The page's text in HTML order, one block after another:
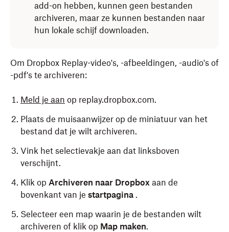
add-on hebben, kunnen geen bestanden
archiveren, maar ze kunnen bestanden naar
hun lokale schijf downloaden.
Om Dropbox Replay-video's, -afbeeldingen, -audio's of
-pdf's te archiveren:
Meld je aan op replay.dropbox.com.
Plaats de muisaanwijzer op de miniatuur van het
bestand dat je wilt archiveren.
Vink het selectievakje aan dat linksboven
verschijnt.
Klik op Archiveren naar Dropbox aan de
bovenkant van je startpagina .
Selecteer een map waarin je de bestanden wilt
archiveren of klik op Map maken.